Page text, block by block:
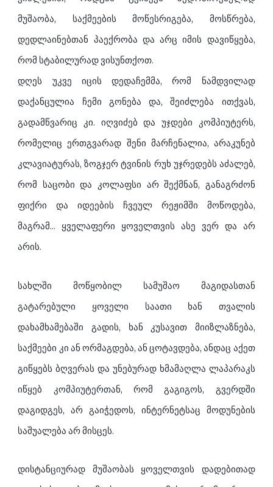
მუშაობა, საქმეების მოწესრიგება, მოსწრება,
დედლაინებთან პაექრობა და არც იმის დავიწყება,
რომ სტაბილურად ვისუნთქოთ.
დღეს უკვე იცის დედაჩემმა, რომ ნამდვილად
დაქანცულია ჩემი გონება და, შეიძლება ითქვას,
გადამწვარიც კი. იღვიძებ და უჯდები კომპიუტერს,
რომელიც ერთგვარად შენი მარჩენალია, არაკუნებ
კლავიატურას, ზოგჯერ ტვინის რუხ უჯრედებს აძალებ,
რომ საცობი და კოლაფსი არ შექმნან, განაგრძონ
ფიქრი და იდეების ჩვეულ რეჟიმში მოწოდება,
მაგრამ... ყველაფერი ყოველთვის ასე ვერ და არ
არის.
სახლში მოწყობილ სამუშაო მაგიდასთან
გატარებული ყოველი საათი ხან თვალის
დახამხამებაში გადის, ხან კუსავით მიიზლაზნება,
საქმეები კი ან ორმაგდება, ან ცოტავდება, ანდაც აქეთ
გიწყებს ბღვერას და უნებურად ხმამაღლა ლაპარაკს
იწყებ კომპიუტერთან, რომ გაგიგოს, გვერდში
დაგიდგეს, არ გაიჭედოს, ინტერნეტსაც მოდუნების
საშუალება არ მისცეს.
დისტანციურად მუშაობას ყოველთვის დადებითად